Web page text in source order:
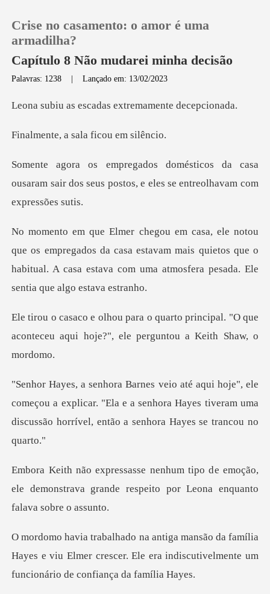
Baixar App
Crise no casamento: o amor é uma
armadilha?
Capítulo 8 Não mudarei minha decisão
Palavras: 1238 |Lançado em: 13/02/2023
scadas extremame
a sala ficou
a casa
ousaram sair dos seus postos, e e
ados da casa estavam mais quietos que o
habitual. A casa estava
principal. "O que
aconteceu aqui hoje?"
omeçou a explicar. "Ela e a senhora Hayes tiveram uma
disc
e emoção,
ele demonstrava grande respeito
lia
Hayes e viu Elmer crescer. Ele era indiscutivel